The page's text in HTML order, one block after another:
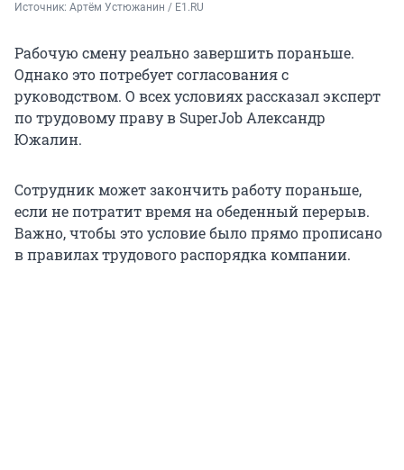
Источник: Артём Устюжанин / E1.RU
Рабочую смену реально завершить пораньше.
Однако это потребует согласования с
руководством. О всех условиях рассказал эксперт
по трудовому праву в SuperJob Александр
Южалин.
Сотрудник может закончить работу пораньше,
если не потратит время на обеденный перерыв.
Важно, чтобы это условие было прямо прописано
в правилах трудового распорядка компании.